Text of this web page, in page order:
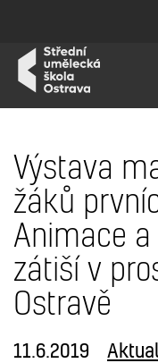
Výstava
žáků
Animace
zátiší v
Ostravě
11.6.2019